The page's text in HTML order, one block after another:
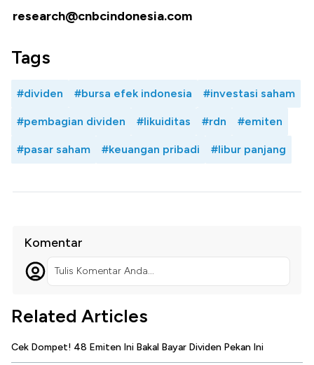
research@cnbcindonesia.com
Tags
#dividen #bursa efek indonesia #investasi saham
#pembagian dividen #likuiditas #rdn #emiten
#pasar saham #keuangan pribadi #libur panjang
Komentar
Tulis Komentar Anda...
Related Articles
Cek Dompet! 48 Emiten Ini Bakal Bayar Dividen Pekan Ini